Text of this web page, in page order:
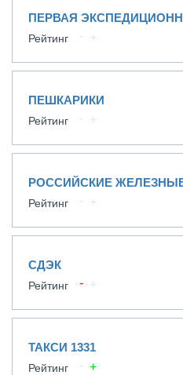
ПЕРВАЯ
Рейтинг
ПЕШКАРИКИ
Рейтинг
РОССИЙСКИЕ
Рейтинг
СДЭК
Рейтинг
ТАКСИ 1331
Рейтинг